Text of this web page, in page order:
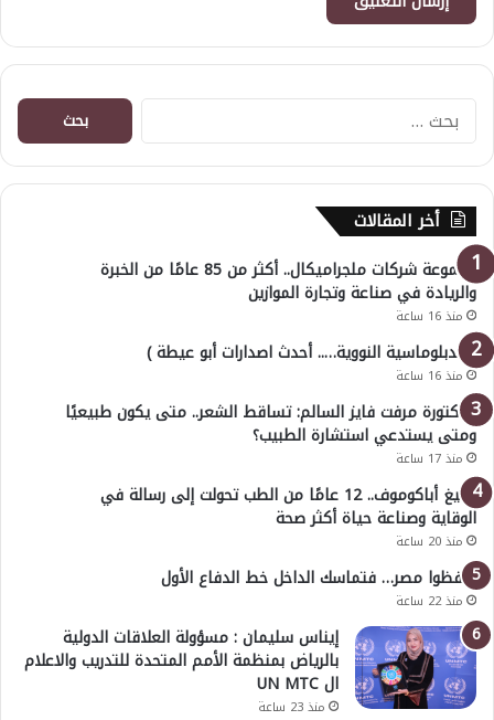
البحث
عن:
أخر المقالات
مجموعة شركات ملجراميكال.. أكثر من 85 عامًا من الخبرة
والريادة في صناعة وتجارة الموازين
منذ 16 ساعة
( الدبلوماسية النووية….. أحدث اصدارات أبو عيطة )
منذ 16 ساعة
الدكتورة مرفت فايز السالم: تساقط الشعر.. متى يكون طبيعيًا
ومتى يستدعي استشارة الطبيب؟
منذ 17 ساعة
أوليغ أباكوموف.. 12 عامًا من الطب تحولت إلى رسالة في
الوقاية وصناعة حياة أكثر صحة
منذ 20 ساعة
احفظوا مصر… فتماسك الداخل خط الدفاع الأول
منذ 22 ساعة
إيناس سليمان : مسؤولة العلاقات الدولية
بالرياض بمنظمة الأمم المتحدة للتدريب والاعلام
ال UN MTC
منذ 23 ساعة